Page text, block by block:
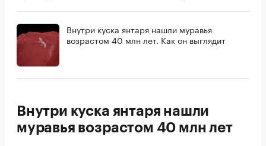
Внутри куска янтаря нашли муравья
возрастом 40 млн лет. Как он выглядит
Внутри куска янтаря нашли
муравья возрастом 40 млн лет